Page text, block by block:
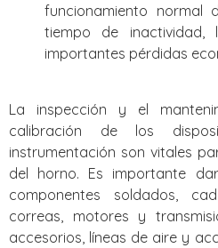
funcionamiento normal
tiempo de
importantes pérdidas
La inspección y el
calibración de los
instrumentación son vitales
del horno. Es importante
componentes soldados,
correas, motores y
accesorios, líneas de aire y